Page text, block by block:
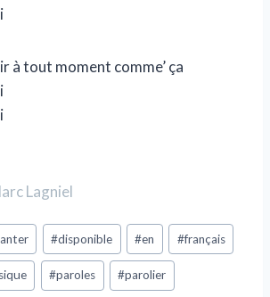
à tout moment comme’ ça
Lagniel
#disponible #en #français
#paroles #parolier